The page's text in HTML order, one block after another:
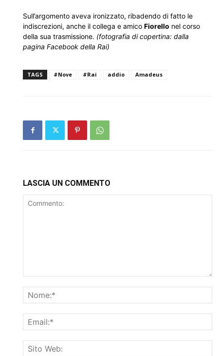
Sull’argomento aveva ironizzato, ribadendo di fatto le
indiscrezioni, anche il collega e amico Fiorello nel corso
della sua trasmissione. (fotografia di copertina: dalla
pagina Facebook della Rai)
TAGS #Nove #Rai addio Amadeus
LASCIA UN COMMENTO